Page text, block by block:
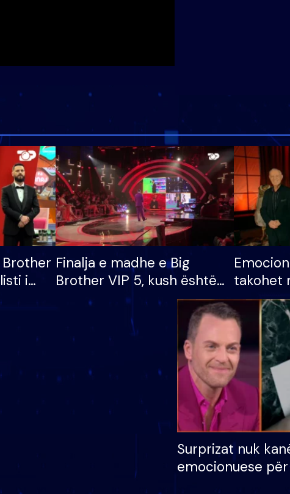
i
Finalja e madhe e Big
Brother VIP 5, kush është
banori i parë që lë shtëpinë
dhe humb mundësinë për
të fituar çmimin e madh
takohet
vajzën
S’kemi
apo jo?
Surprizat nuk
emocionuese